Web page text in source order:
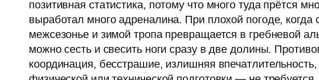
позитивная статистика, потому что много туда прётся
выработал много адреналина. При плохой погоде,
межсезонье и зимой тропа превращается в гребневой
можно сесть и свесить ноги сразу в две долины.
координация, бесстрашие, излишняя